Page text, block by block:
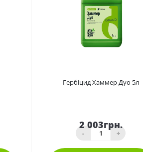
Гербіцид Хаммер Дуо 5л
2 003грн.
- +